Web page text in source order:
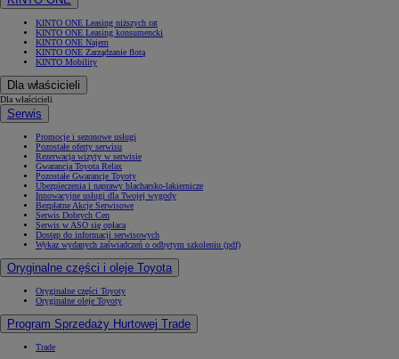
KINTO ONE Leasing niższych rat
KINTO ONE Leasing konsumencki
KINTO ONE Najem
KINTO ONE Zarządzanie flotą
KINTO Mobility
Dla właścicieli
Dla właścicieli
Serwis
Promocje i sezonowe usługi
Pozostałe oferty serwisu
Rezerwacja wizyty w serwisie
Gwarancja Toyota Relax
Pozostałe Gwarancje Toyoty
Ubezpieczenia i naprawy blacharsko-lakiernicze
Innowacyjne usługi dla Twojej wygody
Bezpłatne Akcje Serwisowe
Serwis Dobrych Cen
Serwis w ASO się opłaca
Dostęp do informacji serwisowych
Wykaz wydanych zaświadczeń o odbytym szkoleniu (pdf)
Oryginalne części i oleje Toyota
Oryginalne części Toyoty
Oryginalne oleje Toyoty
Program Sprzedaży Hurtowej Trade
Trade